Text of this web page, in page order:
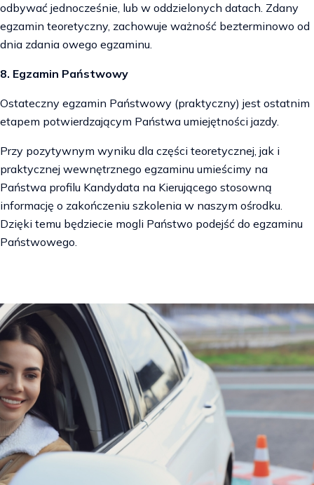
odbywać jednocześnie, lub w oddzielonych datach. Zdany
egzamin teoretyczny, zachowuje ważność bezterminowo od
dnia zdania owego egzaminu.
8. Egzamin Państwowy
Ostateczny egzamin Państwowy (praktyczny) jest ostatnim
etapem potwierdzającym Państwa umiejętności jazdy.
Przy pozytywnym wyniku dla części teoretycznej, jak i
praktycznej wewnętrznego egzaminu umieścimy na
Państwa profilu Kandydata na Kierującego stosowną
informację o zakończeniu szkolenia w naszym ośrodku.
Dzięki temu będziecie mogli Państwo podejść do egzaminu
Państwowego.